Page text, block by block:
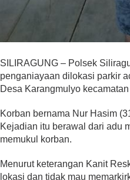
SILIRAGUNG – Polsek
penganiayaan dilokasi parkir
Desa Karangmulyo
Korban bernama Nur Hasim
Kejadian itu berawal dari adu
memukul korban.
Menurut keterangan Kanit
lokasi dan tidak mau